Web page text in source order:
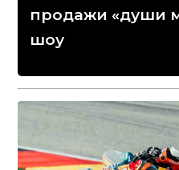
продажи «души
шоу